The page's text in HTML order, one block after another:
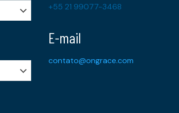
+55 21 99077-3468
E-mail
contato@ongrace.com